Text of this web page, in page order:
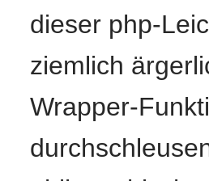
dieser php-
ziemlich
Wrapper-